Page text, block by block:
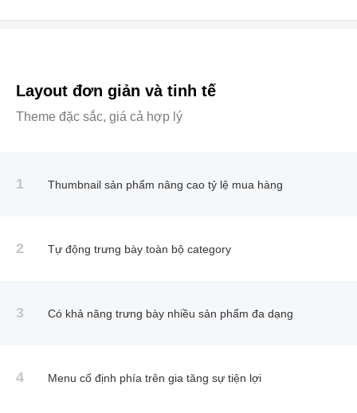
Layout đơn giản và tinh tế
Theme đặc sắc, giá cả hợp lý
1 Thumbnail sản phẩm nâng cao tỷ lệ mua hàng
2 Tự động trưng bày toàn bộ category
3 Có khả năng trưng bày nhiều sản phẩm đa dạng
4 Menu cố định phía trên gia tăng sự tiện lợi